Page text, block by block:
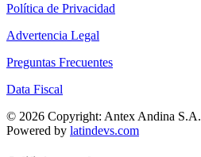
Política de Privacidad
Advertencia Legal
Preguntas Frecuentes
Data Fiscal
© 2026 Copyright: Antex Andina S.A.
Powered by latindevs.com